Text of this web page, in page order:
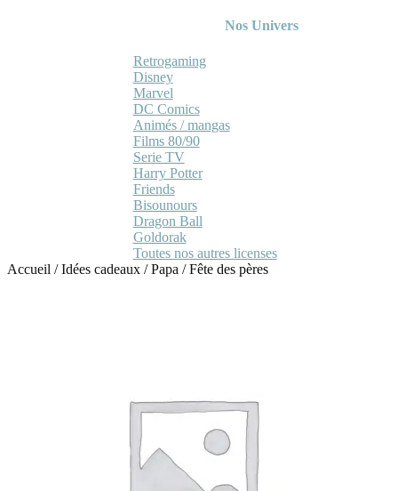
Nos Univers
Retrogaming
Disney
Marvel
DC Comics
Animés / mangas
Films 80/90
Serie TV
Harry Potter
Friends
Bisounours
Dragon Ball
Goldorak
Toutes nos autres licenses
Accueil /Idées cadeaux /Papa /Fête des pères